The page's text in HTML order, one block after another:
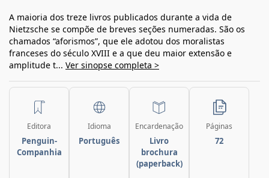
A maioria dos treze livros publicados durante a vida de
Nietzsche se compõe de breves seções numeradas. São os
chamados “aforismos”, que ele adotou dos moralistas
franceses do século XVIII e a que deu maior extensão e
amplitude t... Ver sinopse completa >
Editora
Penguin-
Companhia
Idioma
Português
Encardenação
Livro
brochura
(paperback)
Páginas
72